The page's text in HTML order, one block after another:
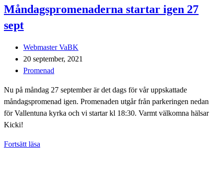
Måndagspromenaderna startar igen 27
sept
Inläggsförfattare:
Webmaster VaBK
Inlägget
publicerat:
20 september, 2021
Inläggskategori:
Promenad
Nu på måndag 27 september är det dags för vår uppskattade
måndagspromenad igen. Promenaden utgår från parkeringen nedan
för Vallentuna kyrka och vi startar kl 18:30. Varmt välkomna hälsar
Kicki!
Fortsätt läsa